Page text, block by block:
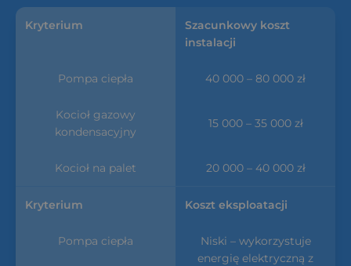
Szacunkowy koszt
instalacji
40 000 – 80 000 zł
15 000 – 35 000 zł
20 000 – 40 000 zł
Koszt eksploatacji
Niski – wykorzystuje
energię elektryczną z